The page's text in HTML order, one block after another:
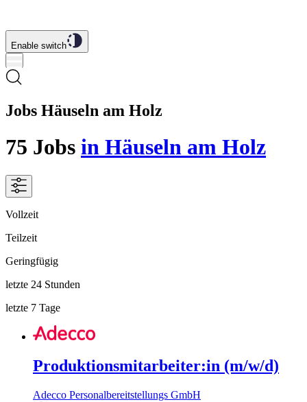
Enable switch
Jobs Häuseln am Holz
75 Jobs in Häuseln am Holz
Vollzeit
Teilzeit
Geringfügig
letzte 24 Stunden
letzte 7 Tage
Produktionsmitarbeiter:in (m/w/d)
Adecco Personalbereitstellungs GmbH